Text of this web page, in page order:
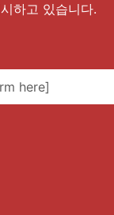
하고 있습니다.
here]